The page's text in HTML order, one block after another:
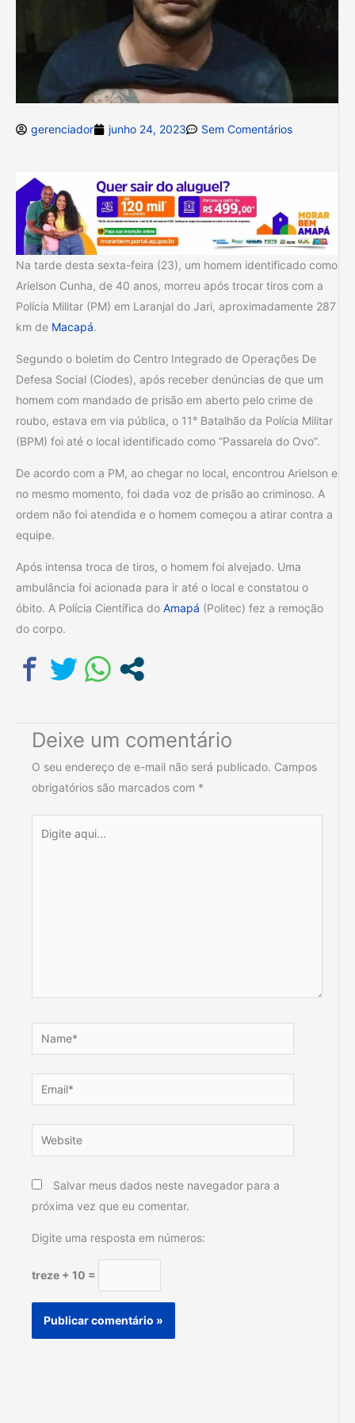
gerenciador junho 24, 2023 Sem Comentários
Na tarde desta sexta-feira (23), um homem identificado como
Arielson Cunha, de 40 anos, morreu após trocar tiros com a
Polícia Militar (PM) em Laranjal do Jari, aproximadamente 287
km de Macapá.
Segundo o boletim do Centro Integrado de Operações De
Defesa Social (Ciodes), após receber denúncias de que um
homem com mandado de prisão em aberto pelo crime de
roubo, estava em via pública, o 11° Batalhão da Polícia Militar
(BPM) foi até o local identificado como “Passarela do Ovo”.
De acordo com a PM, ao chegar no local, encontrou Arielson e
no mesmo momento, foi dada voz de prisão ao criminoso. A
ordem não foi atendida e o homem começou a atirar contra a
equipe.
Após intensa troca de tiros, o homem foi alvejado. Uma
ambulância foi acionada para ir até o local e constatou o
óbito. A Polícia Científica do Amapá (Politec) fez a remoção
do corpo.
Deixe um comentário
O seu endereço de e-mail não será publicado. Campos
obrigatórios são marcados com *
aqui...
Name*
Email*
Website
Salvar meus dados neste navegador para a
próxima vez que eu comentar.
Digite uma resposta em números:
treze + 10 =